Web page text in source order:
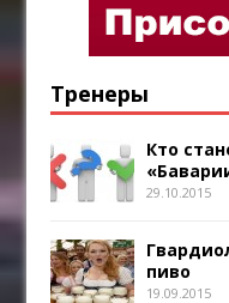
Тренеры
Кто
29.10.2015
пиво
19.09.2015